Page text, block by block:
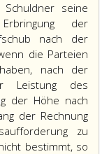
seine
der
nach der
die Parteien
nach der
Leistung des
der Höhe nach
der Rechnung
zu
bestimmt, so